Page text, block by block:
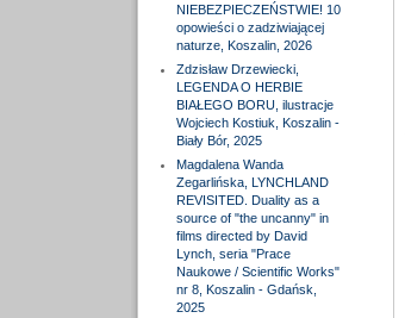
NIEBEZPIECZEŃSTWIE! 10
opowieści o zadziwiającej
naturze, Koszalin, 2026
Zdzisław Drzewiecki,
LEGENDA O HERBIE
BIAŁEGO BORU, ilustracje
Wojciech Kostiuk, Koszalin -
Biały Bór, 2025
Magdalena Wanda
Zegarlińska, LYNCHLAND
REVISITED. Duality as a
source of "the uncanny" in
films directed by David
Lynch, seria "Prace
Naukowe / Scientific Works"
nr 8, Koszalin - Gdańsk,
2025